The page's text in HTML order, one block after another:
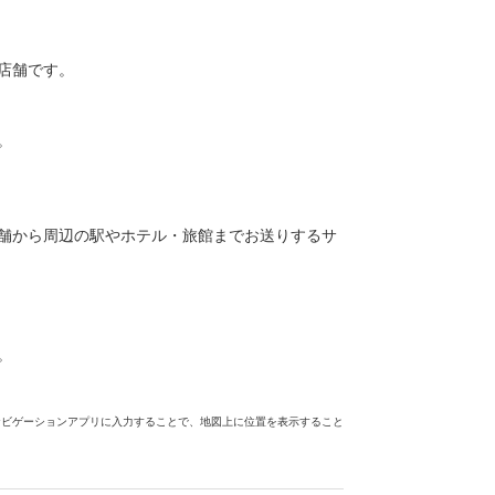
舗です。
から周辺の駅やホテル・旅館までお送りするサ
ーションアプリに入力することで、地図上に位置を表示すること